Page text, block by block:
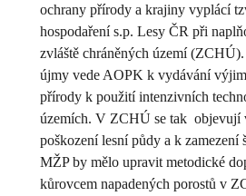
ochrany přírody a krajiny vyplácí
hospodaření s.p. Lesy ČR při
zvláště chráněných území
újmy vede AOPK k vydávání
přírody k použití intenzivních
územích. V ZCHÚ se tak objevují
poškození lesní půdy a k zamezení
MŽP by mělo upravit metodické
kůrovcem napadených porostů v